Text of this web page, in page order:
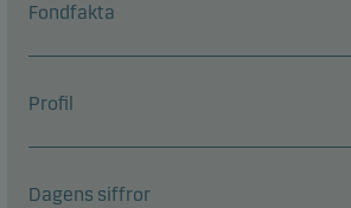
Fondfakta
Profil
Dagens siffror